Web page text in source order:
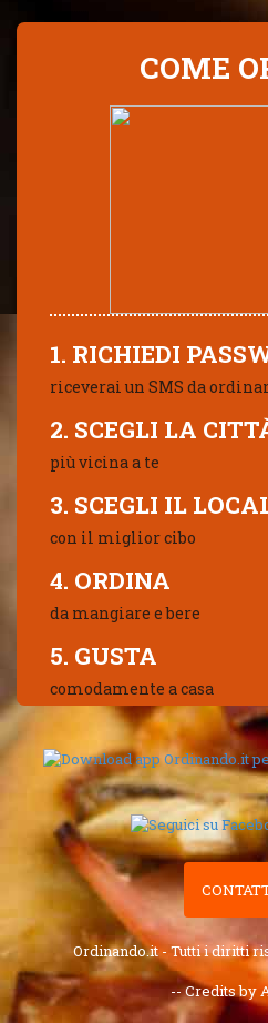
COME
1. RICHIEDI
riceverai un SMS da
2. SCEGLI LA
più vicina a te
3. SCEGLI IL
con il miglior cibo
4. ORDINA
da mangiare e bere
5. GUSTA
comodamente a casa
Ordinando.it - Tutti i diritti
-- Credits by